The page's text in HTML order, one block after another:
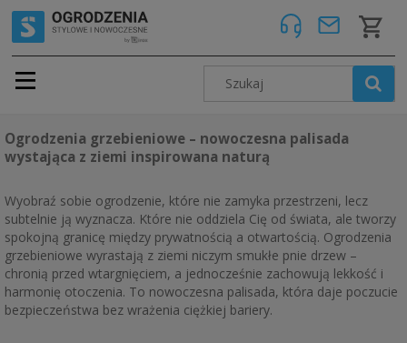
Ogrodzenia grzebieniowe – nowoczesna palisada
wystająca z ziemi inspirowana naturą
Wyobraź sobie ogrodzenie, które nie zamyka przestrzeni, lecz
subtelnie ją wyznacza. Które nie oddziela Cię od świata, ale tworzy
spokojną granicę między prywatnością a otwartością. Ogrodzenia
grzebieniowe wyrastają z ziemi niczym smukłe pnie drzew –
chronią przed wtargnięciem, a jednocześnie zachowują lekkość i
harmonię otoczenia. To nowoczesna palisada, która daje poczucie
bezpieczeństwa bez wrażenia ciężkiej bariery.